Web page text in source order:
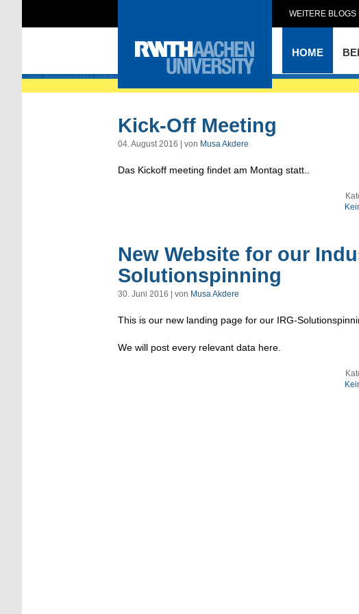
HOME
WEITERE BLOGS
irg-
Kick-Off Meeting
04. August 2016 | von Musa Akdere
Das Kickoff meeting findet am Montag statt..
New Website for our
Solutionspinning
30. Juni 2016 | von Musa Akdere
This is our new landing page for our IRG-
We will post every relevant data here.